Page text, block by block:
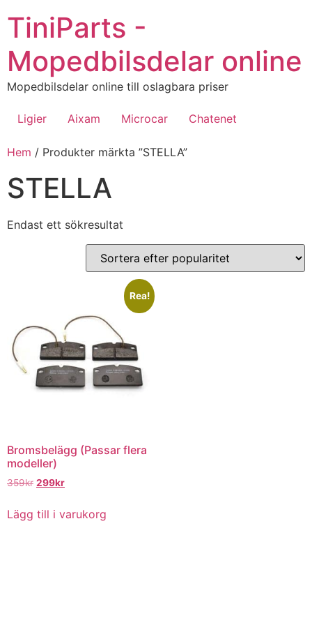
till
innehåll
TiniParts -
Mopedbilsdelar online
Mopedbilsdelar online till oslagbara priser
Ligier Aixam Microcar Chatenet
Hem / Produkter märkta ”STELLA”
STELLA
Endast ett sökresultat
Rea!
Bromsbelägg (Passar flera
modeller)
359kr Det
priset
299krDet
priset
Lägg till i varukorg